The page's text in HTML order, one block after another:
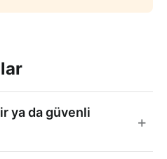
ya da güvenli